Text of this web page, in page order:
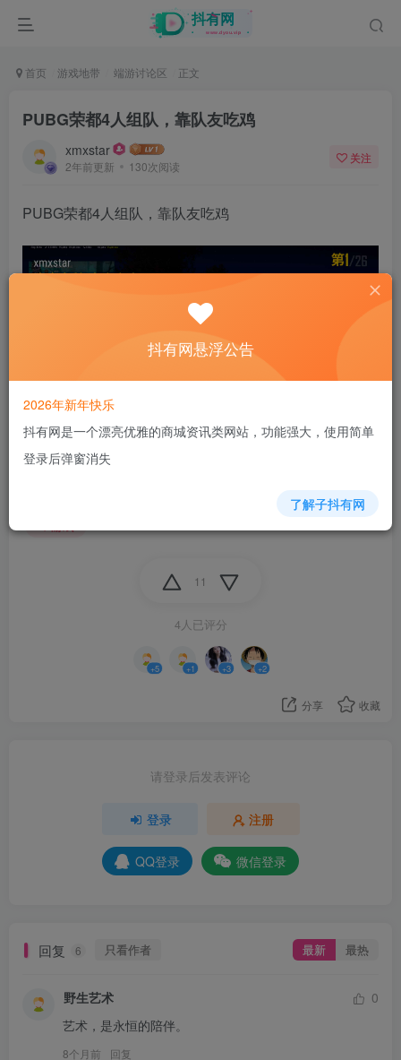
首页 游戏地带 端游讨论区 正文
PUBG荣都4人组队，靠队友吃鸡
xmxstar
2年前更新 130次阅读
关注
PUBG荣都4人组队，靠队友吃鸡
11
4人已评分
+5 +1 +3 +2
分享 收藏
请登录后发表评论
登录 注册
QQ登录 微信登录
回复 6 只看作者 最新 最热
野生艺术
0
艺术，是永恒的陪伴。
8个月前 回复
抖有网悬浮公告
2026年新年快乐
抖有网是一个漂亮优雅的商城资讯类网站，功能强大，使用简单
登录后弹窗消失
了解子抖有网